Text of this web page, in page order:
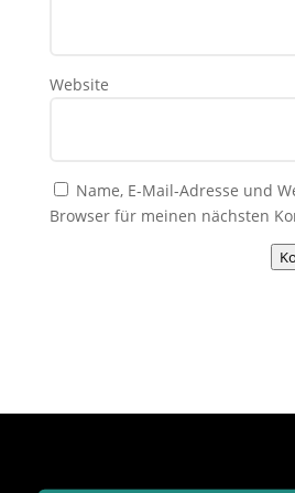
Website
Name, E-Mail-Adresse und
Browser für meinen nächsten